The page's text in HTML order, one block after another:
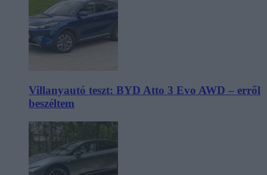
Villanyautó teszt: BYD Atto 3 Evo AWD – erről
beszéltem